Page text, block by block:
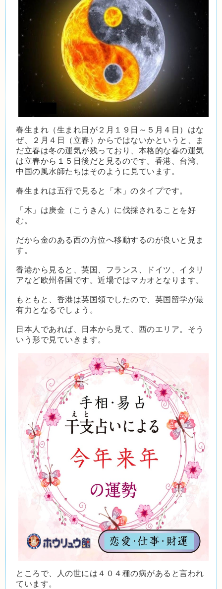
春生まれ（生まれ日が２月１９日～５月４日）はな
ぜ、２月４日（立春）からではないかというと、ま
だ立春は冬の運気が残っており、本格的な春の運気
は立春から１５日後だと見るのです。香港、台湾、
中国の風水師たちはそのように見ています。
春生まれは五行で見ると「木」のタイプです。
「木」は庚金（こうきん）に伐採されることを好
む。
だから金のある西の方位へ移動するのが良いと見ま
す。
香港から見ると、英国、フランス、ドイツ、イタリ
アなど欧州各国です。近場ではマカオとなります。
もともと、香港は英国領でしたので、英国留学が最
有力となるでしょう。
日本人であれば、日本から見て、西のエリア。そう
いう形で見ていきます。
ところで、人の世には４０４種の病があると言われ
ています。